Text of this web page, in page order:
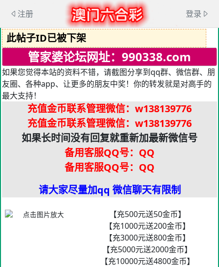
注册 登录
此帖子ID已被下架
管家婆论坛网址：990338.com
如果您觉得本站的资料不错，请截图分享到qq群、微信群、朋
友圈、各种app、让更多的朋友中奖！你的转发就是对高手的
最大支持！
充值金币联系管理微信：w138139776
充值金币联系管理微信：w138139776
如果长时间没有回复就重新加最新微信号
备用客服QQ号：QQ
备用客服QQ号：QQ
请大家尽量加qq 微信聊天有限制
【充500元送50金币】
【充1000元送200金币】
【充3000元送800金币】
【充5000元送2000金币】
【充10000元送4800金币】